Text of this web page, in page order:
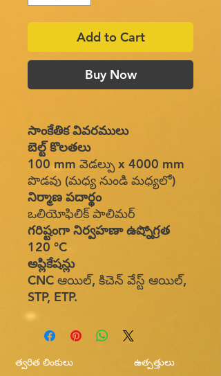
Add to Cart
Buy Now
సాంకేతిక వివరములు
బెల్ట్ కొలతలు
100 mm వెడల్పు x 4000 mm
పొడవు (మధ్య నుండి మధ్యలో)
నిర్మాణ పదార్థం
ఒలియోఫిలిక్ పాలిమర్
గరిష్టంగా నిర్వహణా ఉష్నోగ్రత
120 °C
అప్లికేషన్లు
CNC ఆయిల్, కిచెన్ వేస్ట్ ఆయిల్,
STP, ETP.
త్వరిత లింకులు ఉత్పత్తులు